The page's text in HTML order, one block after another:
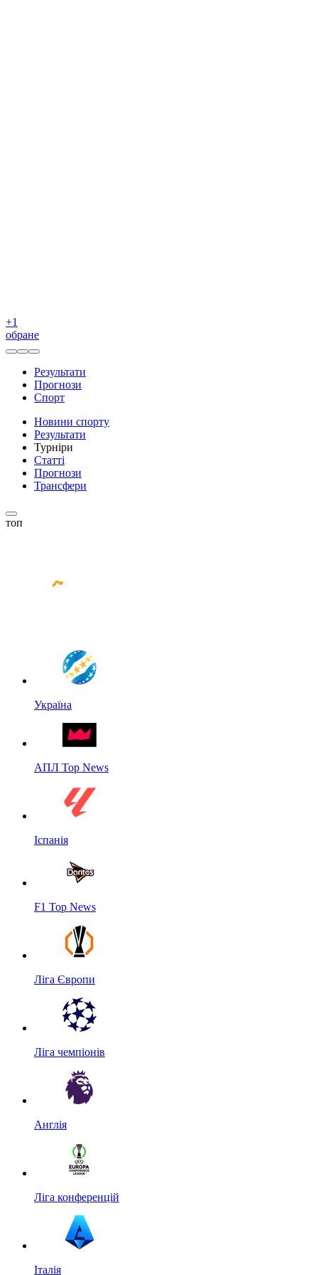
+1
обране
Результати
Прогнози
Спорт
Новини спорту
Результати
Турніри
Статті
Прогнози
Трансфери
топ
Україна
АПЛ Top News
Іспанія
F1 Top News
Ліга Європи
Ліга чемпіонів
Англія
Ліга конференцій
Італія